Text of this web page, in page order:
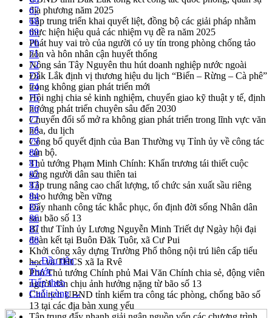
địa phương năm 2025
Tập trung triển khai quyết liệt, đồng bộ các giải pháp nhằm
thực hiện hiệu quả các nhiệm vụ đề ra năm 2025
Phát huy vai trò của người có uy tín trong phòng chống tảo
hôn và hôn nhân cận huyết thống
Nông sản Tây Nguyên thu hút doanh nghiệp nước ngoài
Đắk Lắk định vị thương hiệu du lịch “Biển – Rừng – Cà phê”
trong không gian phát triển mới
Hội nghị chia sẻ kinh nghiệm, chuyển giao kỹ thuật y tế, định
hướng phát triển chuyên sâu đến 2030
Chuyển đổi số mở ra không gian phát triển trong lĩnh vực văn
hóa, du lịch
Công bố quyết định của Ban Thường vụ Tỉnh ủy về công tác
cán bộ.
Thủ tướng Phạm Minh Chính: Khẩn trương tái thiết cuộc
sống người dân sau thiên tai
Tập trung nâng cao chất lượng, tổ chức sản xuất sầu riêng
theo hướng bền vững
Đẩy nhanh công tác khắc phục, ổn định đời sống Nhân dân
sau bão số 13
Bí thư Tỉnh ủy Lương Nguyễn Minh Triết dự Ngày hội đại
đoàn kết tại Buôn Đăk Tuôr, xã Cư Pui
Khởi công xây dựng Trường Phổ thông nội trú liên cấp tiểu
học và THCS xã Ia Rvê
Phó Thủ tướng Chính phủ Mai Văn Chính chia sẻ, động viên
người dân chịu ảnh hưởng nặng từ bão số 13
Chủ tịch UBND tỉnh kiểm tra công tác phòng, chống bão số
13 tại các địa bàn xung yếu
67
68
69
70
71
72
73
74
75
76
77
78
79
80
81
82
83
84
85
86
87
88
← Đầu tiên
Trước
Tiếp theo
Cuối cùng →